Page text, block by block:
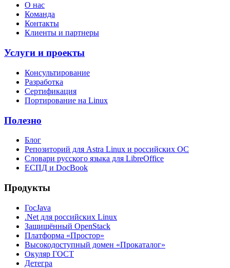
О нас
Команда
Контакты
Клиенты и партнеры
Услуги и проекты
Консультирование
Разработка
Сертификация
Портирование на Linux
Полезно
Блог
Репозиторий для Astra Linux и российских ОС
Словари русского языка для LibreOffice
ЕСПД и DocBook
Продукты
ГосJava
.Net для российских Linux
Защищённый OpenStack
Платформа «Простор»
Высокодоступный домен «Прокаталог»
Окуляр ГОСТ
Детегра